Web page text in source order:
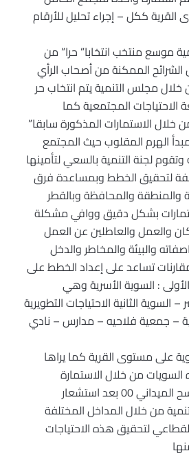
ككل – إجراء تحليل للأرقام
موسع منتخب انتخابا” حرا” من
الممكنة من أصحاب الرأي
مجلس التنمية يتم انتخاب حر
الاحتياجات المجتمعية كما
الاستمارات المذكورة سابقا”
الهرم المقلوب حيث المجتمع
لجنة التنمية بالسعي لتأمينها
لتحقيق الخطط وبمساعدة فرق
والمنطقة والمحافظة وبالقطر
بشكل دقيق ووافي مشكلة
والعمل والعاطلين عن العمل
والبيئة والمخاطر والدخل
تساعد على إعداد الخطط على
: السوية الأسرية وهي
– السوية الثانية الاحتياجات التطويرية
– جمعية فلاحيه – مدارس – نادي
على مستوى القرية كما يراها
من خلال الاستمارة
المذكورة ومن خلال المسح الميداني 00 بعد استشعار
من خلال المداخل المختلفة
لتحقيق هذه الاحتياجات